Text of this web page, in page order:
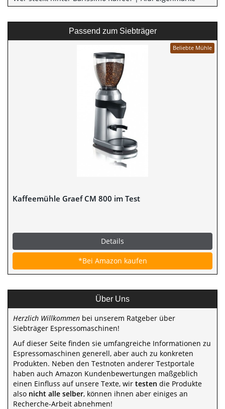
Passend zum Siebträger
Beliebte Mühle
Kaffeemühle Graef CM 800 im Test
Details
*Bei Amazon kaufen
Über Uns
Herzlich Willkommen bei unserem Ratgeber über
Siebträger Espressomaschinen!
Auf dieser Seite finden sie umfangreiche Informationen zu
Espressomaschinen generell, aber auch zu konkreten
Produkten. Neben den Testnoten anderer Testportale
haben auch Amazon Kundenbewertungen maßgeblich
einen Einfluss auf unsere Texte, wir testen die Produkte
also nicht alle selber, können ihnen aber einiges an
Recherche-Arbeit abnehmen!